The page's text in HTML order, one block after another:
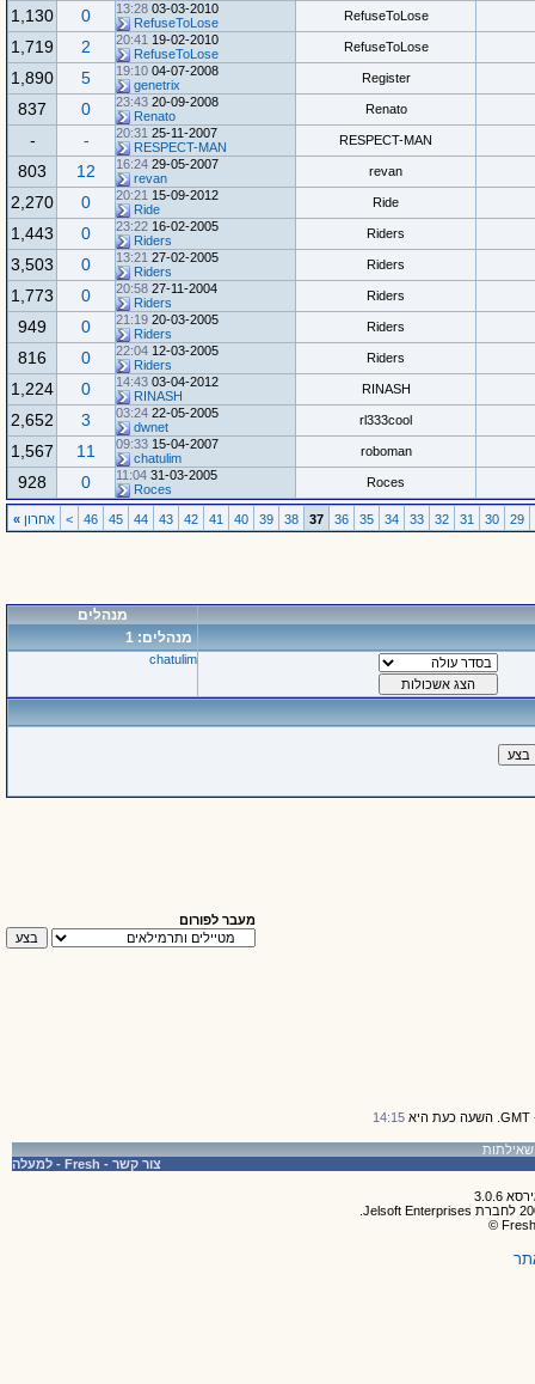
RefuseToLose
03-03-2010
13:28
RefuseToLose
0
1,130
RefuseToLose
19-02-2010
20:41
RefuseToLose
2
1,719
Register
04-07-2008
19:10
genetrix
5
1,890
Renato
20-09-2008
23:43
Renato
0
837
RESPECT-MAN
25-11-2007
20:31
RESPECT-MAN
-
-
revan
29-05-2007
16:24
revan
12
803
Ride
15-09-2012
20:21
Ride
0
2,270
Riders
16-02-2005
23:22
Riders
0
1,443
Riders
27-02-2005
13:21
Riders
0
3,503
Riders
27-11-2004
20:58
Riders
0
1,773
Riders
20-03-2005
21:19
Riders
0
949
Riders
12-03-2005
22:04
Riders
0
816
RINASH
03-04-2012
14:43
RINASH
0
1,224
rl333cool
22-05-2005
03:24
dwnet
3
2,652
roboman
15-04-2007
09:33
chatulim
11
1,567
Roces
31-03-2005
11:04
Roces
0
928
29
30
31
32
33
34
35
36
37
38
39
40
41
42
43
44
45
46
> אחרון »
מנהלים
מנהלים: 1
chatulim
מעבר לפורום
14:15
צור קשר -
Fresh
- למעלה